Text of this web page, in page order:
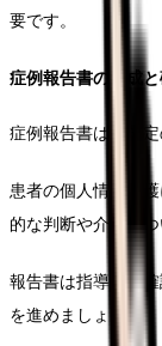
要です。
症例報告書の作成と
症例報告書は、規
患者の個人情報保
的な判断や介入に
報告書は指導医の
を進めましょう。